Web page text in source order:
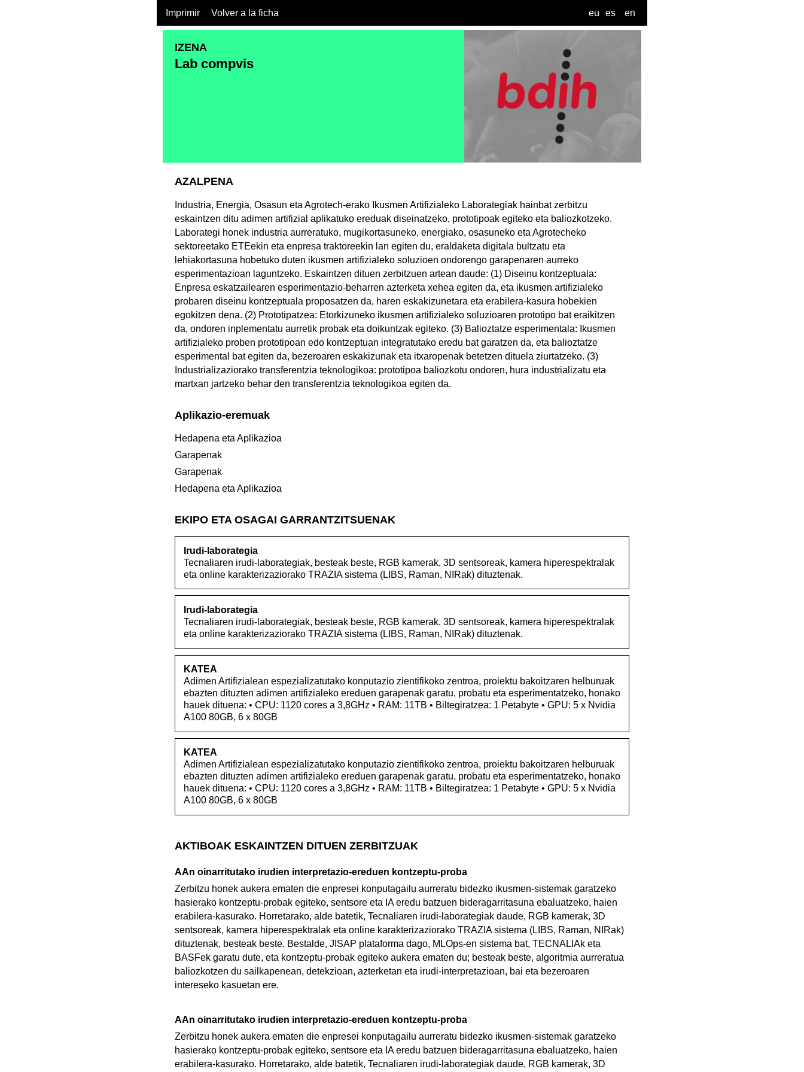
Imprimir Volver a la ficha eu es en
IZENA
Lab compvis
AZALPENA
Industria, Energia, Osasun eta Agrotech-erako Ikusmen Artifizialeko Laborategiak hainbat zerbitzu
eskaintzen ditu adimen artifizial aplikatuko ereduak diseinatzeko, prototipoak egiteko eta baliozkotzeko.
Laborategi honek industria aurreratuko, mugikortasuneko, energiako, osasuneko eta Agrotecheko
sektoreetako ETEekin eta enpresa traktoreekin lan egiten du, eraldaketa digitala bultzatu eta
lehiakortasuna hobetuko duten ikusmen artifizialeko soluzioen ondorengo garapenaren aurreko
esperimentazioan laguntzeko. Eskaintzen dituen zerbitzuen artean daude: (1) Diseinu kontzeptuala:
Enpresa eskatzailearen esperimentazio-beharren azterketa xehea egiten da, eta ikusmen artifizialeko
probaren diseinu kontzeptuala proposatzen da, haren eskakizunetara eta erabilera-kasura hobekien
egokitzen dena. (2) Prototipatzea: Etorkizuneko ikusmen artifizialeko soluzioaren prototipo bat eraikitzen
da, ondoren inplementatu aurretik probak eta doikuntzak egiteko. (3) Balioztatze esperimentala: Ikusmen
artifizialeko proben prototipoan edo kontzeptuan integratutako eredu bat garatzen da, eta balioztatze
esperimental bat egiten da, bezeroaren eskakizunak eta itxaropenak betetzen dituela ziurtatzeko. (3)
Industrializaziorako transferentzia teknologikoa: prototipoa baliozkotu ondoren, hura industrializatu eta
martxan jartzeko behar den transferentzia teknologikoa egiten da.
Aplikazio-eremuak
Hedapena eta Aplikazioa
Garapenak
Garapenak
Hedapena eta Aplikazioa
EKIPO ETA OSAGAI GARRANTZITSUENAK
Irudi-laborategia
Tecnaliaren irudi-laborategiak, besteak beste, RGB kamerak, 3D sentsoreak, kamera hiperespektralak
eta online karakterizaziorako TRAZIA sistema (LIBS, Raman, NIRak) dituztenak.
Irudi-laborategia
Tecnaliaren irudi-laborategiak, besteak beste, RGB kamerak, 3D sentsoreak, kamera hiperespektralak
eta online karakterizaziorako TRAZIA sistema (LIBS, Raman, NIRak) dituztenak.
KATEA
Adimen Artifizialean espezializatutako konputazio zientifikoko zentroa, proiektu bakoitzaren helburuak
ebazten dituzten adimen artifizialeko ereduen garapenak garatu, probatu eta esperimentatzeko, honako
hauek dituena: • CPU: 1120 cores a 3,8GHz • RAM: 11TB • Biltegiratzea: 1 Petabyte • GPU: 5 x Nvidia
A100 80GB, 6 x 80GB
KATEA
Adimen Artifizialean espezializatutako konputazio zientifikoko zentroa, proiektu bakoitzaren helburuak
ebazten dituzten adimen artifizialeko ereduen garapenak garatu, probatu eta esperimentatzeko, honako
hauek dituena: • CPU: 1120 cores a 3,8GHz • RAM: 11TB • Biltegiratzea: 1 Petabyte • GPU: 5 x Nvidia
A100 80GB, 6 x 80GB
AKTIBOAK ESKAINTZEN DITUEN ZERBITZUAK
AAn oinarritutako irudien interpretazio-ereduen kontzeptu-proba
Zerbitzu honek aukera ematen die enpresei konputagailu aurreratu bidezko ikusmen-sistemak garatzeko
hasierako kontzeptu-probak egiteko, sentsore eta IA eredu batzuen bideragarritasuna ebaluatzeko, haien
erabilera-kasurako. Horretarako, alde batetik, Tecnaliaren irudi-laborategiak daude, RGB kamerak, 3D
sentsoreak, kamera hiperespektralak eta online karakterizaziorako TRAZIA sistema (LIBS, Raman, NIRak)
dituztenak, besteak beste. Bestalde, JISAP plataforma dago, MLOps-en sistema bat, TECNALIAk eta
BASFek garatu dute, eta kontzeptu-probak egiteko aukera ematen du; besteak beste, algoritmia aurreratua
baliozkotzen du sailkapenean, detekzioan, azterketan eta irudi-interpretazioan, bai eta bezeroaren
intereseko kasuetan ere.
AAn oinarritutako irudien interpretazio-ereduen kontzeptu-proba
Zerbitzu honek aukera ematen die enpresei konputagailu aurreratu bidezko ikusmen-sistemak garatzeko
hasierako kontzeptu-probak egiteko, sentsore eta IA eredu batzuen bideragarritasuna ebaluatzeko, haien
erabilera-kasurako. Horretarako, alde batetik, Tecnaliaren irudi-laborategiak daude, RGB kamerak, 3D